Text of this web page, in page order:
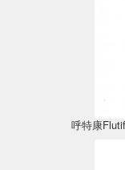
呼特康